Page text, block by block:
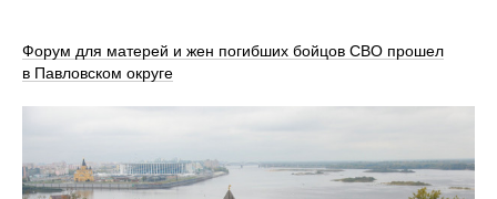
Форум для матерей и жен погибших бойцов СВО прошел
в Павловском округе